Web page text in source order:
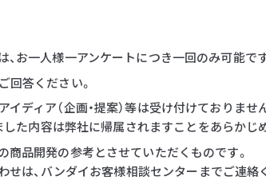
、お一人様一アンケートにつき一回のみ可能です
回答ください。
イディア（企画・提案）等は受け付けておりませ
した内容は弊社に帰属されますことをあらかじ
商品開発の参考とさせていただくものです。
せは、バンダイお客様相談センターまでご連絡